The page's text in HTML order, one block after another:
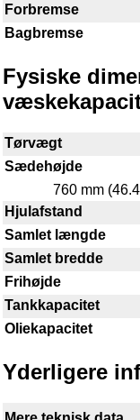
Forbremse
Bagbremse
Fysiske
Tørvægt
Sædehøjde
760 mm
Hjulafstand
Samlet længde
Samlet bredde
Frihøjde
Tankkapacitet
Oliekapacitet
Yderligere